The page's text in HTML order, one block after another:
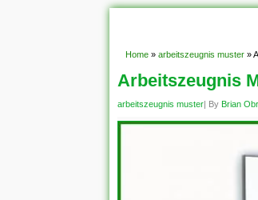
Home » arbeitszeugnis muster »
Arbeitszeugnis
arbeitszeugnis muster| By Brian